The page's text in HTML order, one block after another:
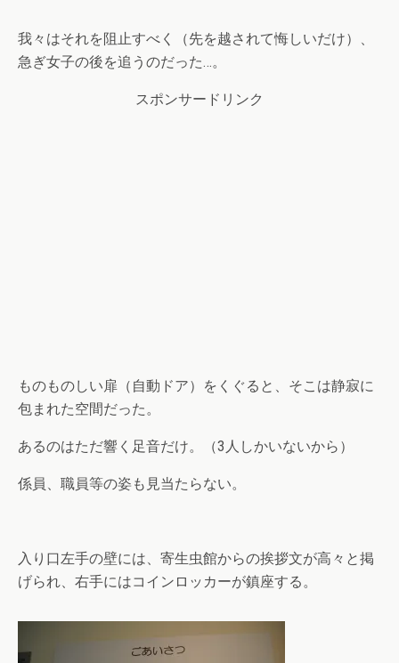
我々はそれを阻止すべく（先を越されて悔しいだけ）、
急ぎ女子の後を追うのだった…。
スポンサードリンク
ものものしい扉（自動ドア）をくぐると、そこは静寂に
包まれた空間だった。
あるのはただ響く足音だけ。（3人しかいないから）
係員、職員等の姿も見当たらない。
入り口左手の壁には、寄生虫館からの挨拶文が高々と掲
げられ、右手にはコインロッカーが鎮座する。